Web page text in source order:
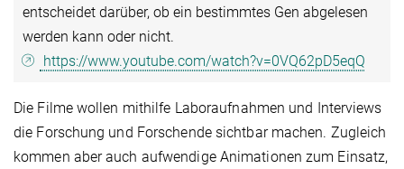
entscheidet darüber, ob ein bestimmtes Gen abgelesen
werden kann oder nicht.
https://www.youtube.com/watch?v=0VQ62pD5eqQ
Die Filme wollen mithilfe Laboraufnahmen und Interviews
die Forschung und Forschende sichtbar machen. Zugleich
kommen aber auch aufwendige Animationen zum Einsatz,